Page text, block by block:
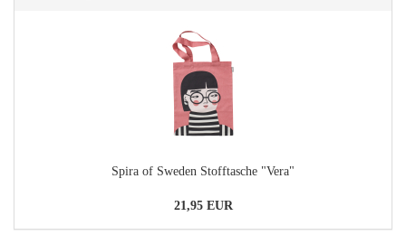
Spira of Sweden Stofftasche "Vera"
21,95 EUR